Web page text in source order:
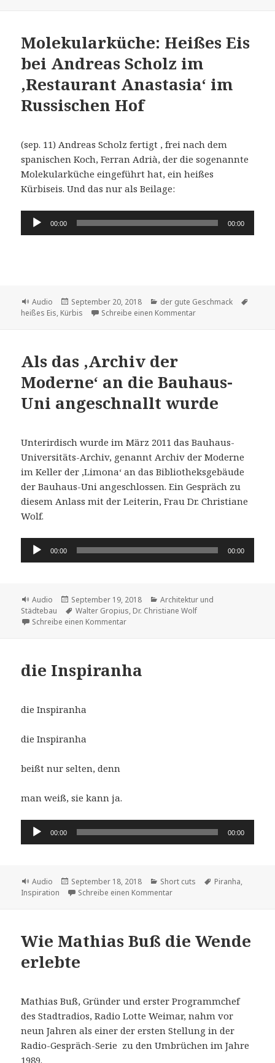
Molekularküche: Heißes Eis
bei Andreas Scholz im
,Restaurant Anastasia‘ im
Russischen Hof
(sep. 11) Andreas Scholz fertigt , frei nach dem
spanischen Koch, Ferran Adrià, der die sogenannte
Molekularküche eingeführt hat, ein heißes
Kürbiseis. Und das nur als Beilage:
Audio-
00:00 00:00
Format
Audio
Veröffentlicht
am
September 20, 2018 Kategorien
der gute Geschmack
heißes Eis, Kürbis Schreibe einen Kommentarzu Molekularküche:
Als das ,Archiv der
Moderne‘ an die Bauhaus-
Uni angeschnallt wurde
Unterirdisch wurde im März 2011 das Bauhaus-
Universitäts-Archiv, genannt Archiv der Moderne
im Keller der ,Limona‘ an das Bibliotheksgebäude
der Bauhaus-Uni angeschlossen. Ein Gespräch zu
diesem Anlass mit der Leiterin, Frau Dr. Christiane
Wolf.
Audio-
00:00 00:00
Format
Audio
Veröffentlicht
am
September 19, 2018 Kategorien
Architektur und
Städtebau
Schlagwörter
Walter Gropius, Dr. Christiane Wolf
Schreibe einen Kommentarzu Als das ,Archiv der Moderne‘ an die
die Inspiranha
die Inspiranha
die Inspiranha
beißt nur selten, denn
man weiß, sie kann ja.
Audio-
00:00 00:00
Format
Audio
Veröffentlicht
am
September 18, 2018 Kategorien
Short cuts Schlagwörter
Piranha,
Inspiration
Schreibe einen Kommentarzu die Inspiranha
Wie Mathias Buß die Wende
erlebte
Mathias Buß, Gründer und erster Programmchef
des Stadtradios, Radio Lotte Weimar, nahm vor
neun Jahren als einer der ersten Stellung in der
Radio-Gespräch-Serie zu den Umbrüchen im Jahre
1989.